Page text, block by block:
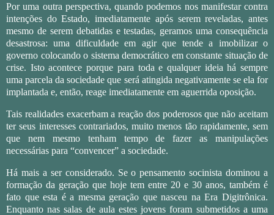
Por uma outra perspectiva, quando podemos nos manifestar contra
intenções do Estado, imediatamente após serem reveladas, antes
mesmo de serem debatidas e testadas, geramos uma consequência
desastrosa: uma dificuldade em agir que tende a imobilizar o
governo colocando o sistema democrático em constante situação de
crise. Isto acontece porque para toda e qualquer ideia há sempre
uma parcela da sociedade que será atingida negativamente se ela for
implantada e, então, reage imediatamente em aguerrida oposição.
Tais realidades exacerbam a reação dos poderosos que não aceitam
ter seus interesses contrariados, muito menos tão rapidamente, sem
que nem mesmo tenham tempo de fazer as manipulações
necessárias para “convencer” a sociedade.
Há mais a ser considerado. Se o pensamento socinista dominou a
formação da geração que hoje tem entre 20 e 30 anos, também é
fato que esta é a mesma geração que nasceu na Era Digitrônica.
Enquanto nas salas de aula estes jovens foram submetidos a uma